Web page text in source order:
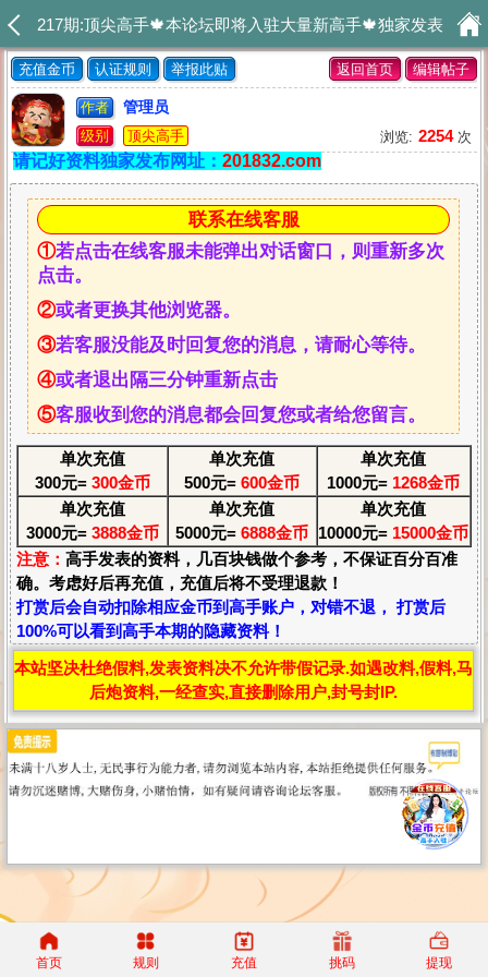
217期:顶尖高手🍁本论坛即将入驻大量新高手🍁独家发表
充值金币 认证规则 举报此贴 返回首页 编辑帖子
作者 管理员
级别 顶尖高手 浏览: 2254次
请记好资料独家发布网址： 201832.com
联系在线客服
①若点击在线客服未能弹出对话窗口，则重新多次
点击。
②或者更换其他浏览器。
③若客服没能及时回复您的消息，请耐心等待。
④或者退出隔三分钟重新点击
⑤客服收到您的消息都会回复您或者给您留言。
单次充值
300元= 300金币
单次充值
500元= 600金币
单次充值
1000元= 1268金币
单次充值
3000元= 3888金币
单次充值
5000元= 6888金币
单次充值
10000元= 15000金币
注意： 高手发表的资料，几百块钱做个参考，不保证百分百准
确。考虑好后再充值，充值后将不受理退款！
打赏后会自动扣除相应金币到高手账户，对错不退， 打赏后
100%可以看到高手本期的隐藏资料！
本站坚决杜绝假料,发表资料决不允许带假记录.如遇改料,假料,马
后炮资料,一经查实,直接删除用户,封号封IP.
首页 规则 充值 挑码 提现